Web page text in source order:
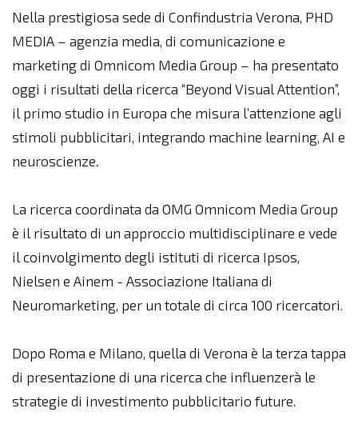
Nella prestigiosa sede di Confindustria Verona, PHD
MEDIA – agenzia media, di comunicazione e
marketing di Omnicom Media Group – ha presentato
oggi i risultati della ricerca “Beyond Visual Attention”,
il primo studio in Europa che misura l’attenzione agli
stimoli pubblicitari, integrando machine learning, AI e
neuroscienze.
La ricerca coordinata da OMG Omnicom Media Group
è il risultato di un approccio multidisciplinare e vede
il coinvolgimento degli istituti di ricerca Ipsos,
Nielsen e Ainem - Associazione Italiana di
Neuromarketing, per un totale di circa 100 ricercatori.
Dopo Roma e Milano, quella di Verona è la terza tappa
di presentazione di una ricerca che influenzerà le
strategie di investimento pubblicitario future.